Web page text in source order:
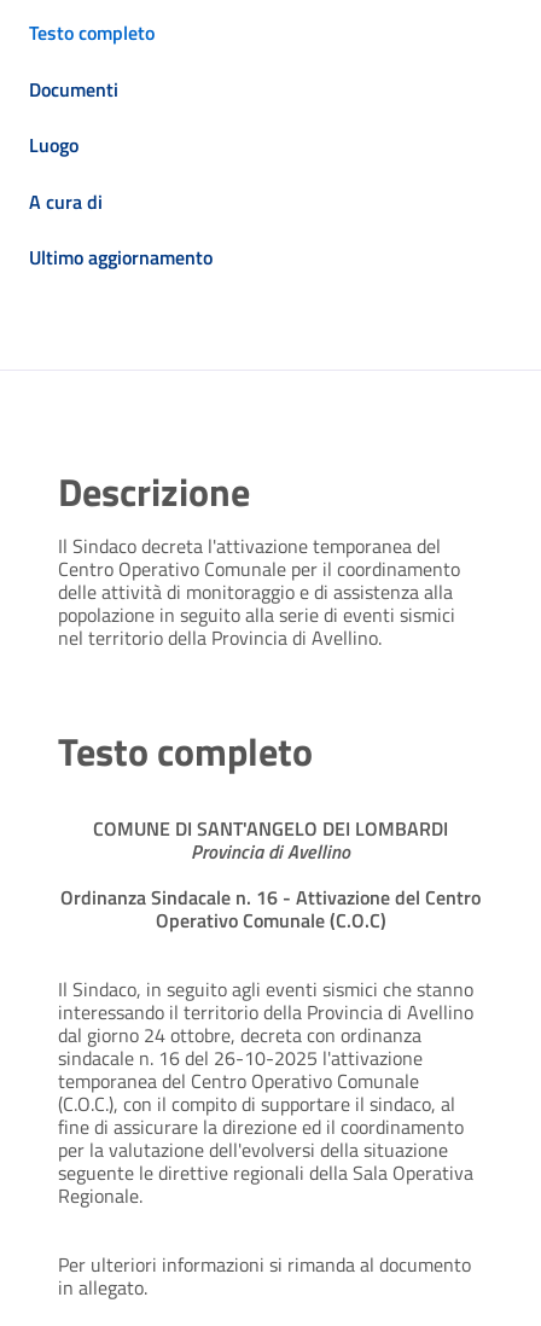
Testo completo
Documenti
Luogo
A cura di
Ultimo aggiornamento
Descrizione
Il Sindaco decreta l'attivazione temporanea del
Centro Operativo Comunale per il coordinamento
delle attività di monitoraggio e di assistenza alla
popolazione in seguito alla serie di eventi sismici
nel territorio della Provincia di Avellino.
Testo completo
COMUNE DI SANT'ANGELO DEI LOMBARDI
Provincia di Avellino
Ordinanza Sindacale n. 16 - Attivazione del Centro
Operativo Comunale (C.O.C)
Il Sindaco, in seguito agli eventi sismici che stanno
interessando il territorio della Provincia di Avellino
dal giorno 24 ottobre, decreta con ordinanza
sindacale n. 16 del 26-10-2025 l'attivazione
temporanea del Centro Operativo Comunale
(C.O.C.), con il compito di supportare il sindaco, al
fine di assicurare la direzione ed il coordinamento
per la valutazione dell'evolversi della situazione
seguente le direttive regionali della Sala Operativa
Regionale.
Per ulteriori informazioni si rimanda al documento
in allegato.